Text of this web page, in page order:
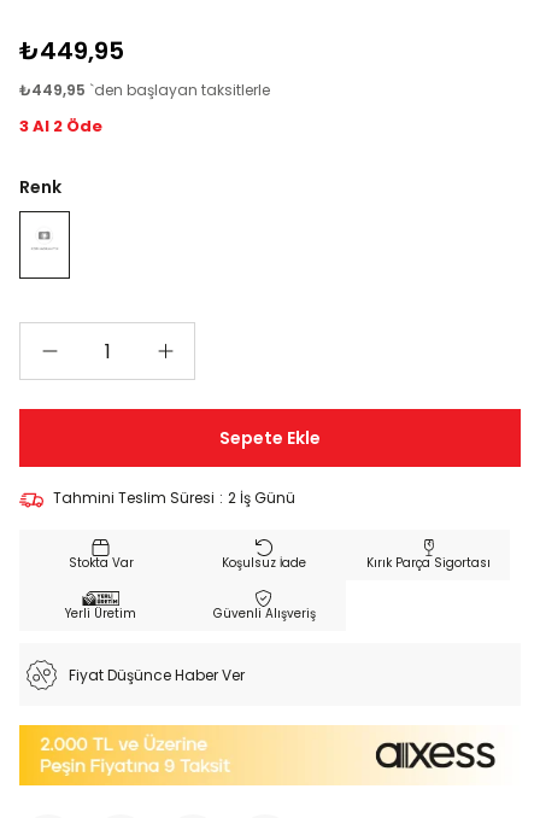
₺449,95
₺449,95 `den başlayan taksitlerle
3 Al 2 Öde
Renk
Tahmini Teslim Süresi : 2 İş Günü
Koşulsuz İade Kırık Parça Sigortası
Yerli Üretim Güvenli Alışveriş
Fiyat Düşünce Haber Ver